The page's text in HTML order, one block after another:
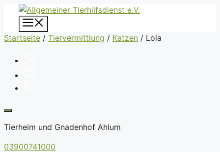
Zum
Inhalt
springen
Startseite / Tiervermittlung / Katzen / Lola
Tierheim und Gnadenhof Ahlum
03900741000